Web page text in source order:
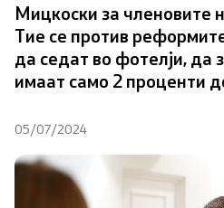
Завршени планови
Стратешки план на
Национални стратегии
Мицкоски за членовите
Тие се против
да седат во фотелји, да
имаат само 2 проценти
05/07/2024